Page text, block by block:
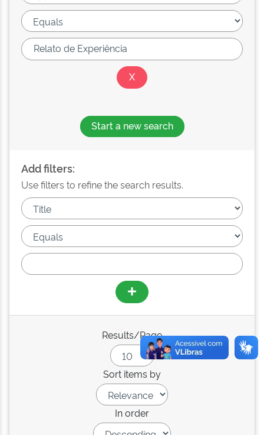
Start a new search
Add filters:
Use filters to refine the search results.
Results/Page
Sort items by
In order